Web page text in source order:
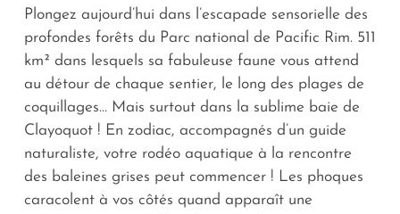
Plongez aujourd’hui dans l’escapade sensorielle des
profondes forêts du Parc national de Pacific Rim. 511
km² dans lesquels sa fabuleuse faune vous attend
au détour de chaque sentier, le long des plages de
coquillages… Mais surtout dans la sublime baie de
Clayoquot ! En zodiac, accompagnés d’un guide
naturaliste, votre rodéo aquatique à la rencontre
des baleines grises peut commencer ! Les phoques
caracolent à vos côtés quand apparaît une